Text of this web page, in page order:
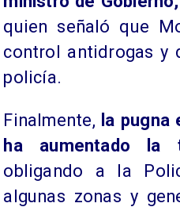
quien señaló que
control antidrogas y
policía.
Finalmente, la
ha aumentado la
obligando a la
algunas zonas y